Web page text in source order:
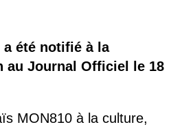
a été notifié à la
au Journal Officiel le 18
MON810 à la culture,